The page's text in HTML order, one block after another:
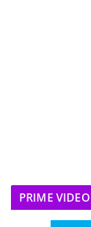
PRIME